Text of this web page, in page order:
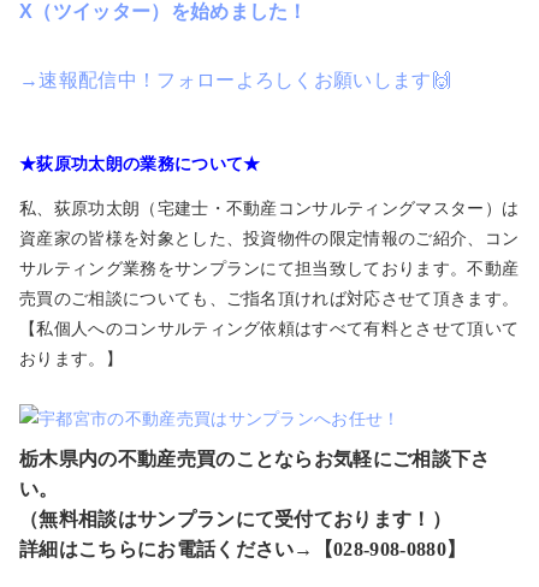
X（ツイッター）を始めました！
→速報配信中！フォローよろしくお願いします🙌
★荻原功太朗の業務について★
私、荻原功太朗（宅建士・不動産コンサルティングマスター）は
資産家の皆様を対象とした、投資物件の限定情報のご紹介、コン
サルティング業務をサンプランにて担当致しております。不動産
売買のご相談についても、ご指名頂ければ対応させて頂きます。
【私個人へのコンサルティング依頼はすべて有料とさせて頂いて
おります。】
栃木県内の不動産売買のことならお気軽にご相談下さ
い。
（無料相談はサンプランにて受付ております！）
詳細はこちらにお電話ください→【028-908-0880】